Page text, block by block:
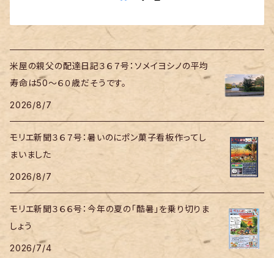
米屋の親父の配達日記３６７号：ソメイヨシノの平均
寿命は50～６０歳だそうです。
2026/8/7
モリエ新聞３６７号：暑いのにポン菓子看板作ってし
まいました
2026/8/7
モリエ新聞３６６号：今年の夏の「酷暑」を乗り切りま
しょう
2026/7/4